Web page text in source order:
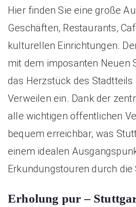
Hier finden Sie eine große
Geschäften, Restaurants,
kulturellen Einrichtungen.
mit dem imposanten Neuen
das Herzstück des
Verweilen ein. Dank der
alle wichtigen öffentlichen
bequem erreichbar, was
einem idealen
Erkundungstouren durch die
Erholung pur –